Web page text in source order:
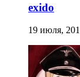
exido
19 июля,